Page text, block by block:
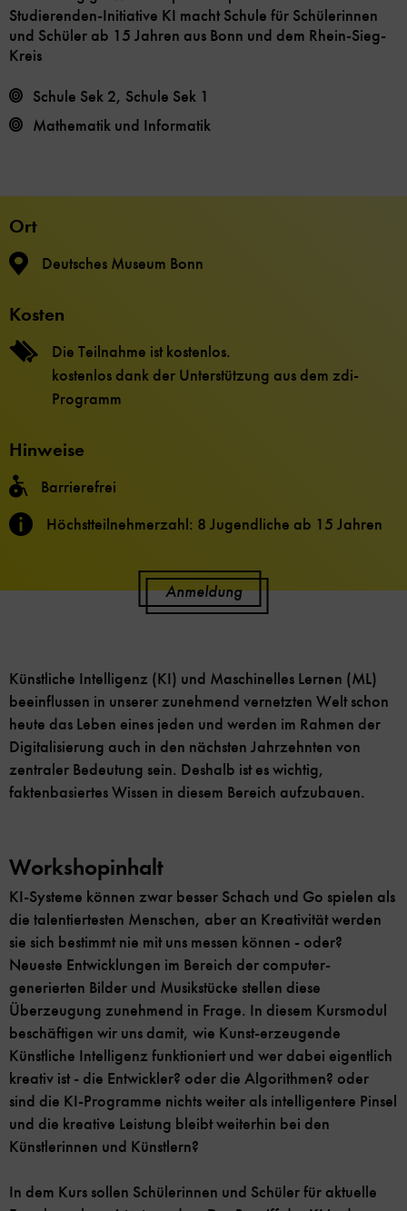
Studierenden-Initiative KI macht Schule für Schülerinnen
und Schüler ab 15 Jahren aus Bonn und dem Rhein-Sieg-
Kreis
Schule Sek 2, Schule Sek 1
Mathematik und Informatik
Ort
Deutsches Museum Bonn
Kosten
Die Teilnahme ist kostenlos.
kostenlos dank der Unterstützung aus dem zdi-
Programm
Hinweise
Barrierefrei
Höchstteilnehmerzahl: 8 Jugendliche ab 15 Jahren
Anmeldung
Künstliche Intelligenz (KI) und Maschinelles Lernen (ML)
beeinflussen in unserer zunehmend vernetzten Welt schon
heute das Leben eines jeden und werden im Rahmen der
Digitalisierung auch in den nächsten Jahrzehnten von
zentraler Bedeutung sein. Deshalb ist es wichtig,
faktenbasiertes Wissen in diesem Bereich aufzubauen.
Workshopinhalt
KI-Systeme können zwar besser Schach und Go spielen als
die talentiertesten Menschen, aber an Kreativität werden
sie sich bestimmt nie mit uns messen können - oder?
Neueste Entwicklungen im Bereich der computer-
generierten Bilder und Musikstücke stellen diese
Überzeugung zunehmend in Frage. In diesem Kursmodul
beschäftigen wir uns damit, wie Kunst-erzeugende
Künstliche Intelligenz funktioniert und wer dabei eigentlich
kreativ ist - die Entwickler? oder die Algorithmen? oder
sind die KI-Programme nichts weiter als intelligentere Pinsel
und die kreative Leistung bleibt weiterhin bei den
Künstlerinnen und Künstlern?
In dem Kurs sollen Schülerinnen und Schüler für aktuelle